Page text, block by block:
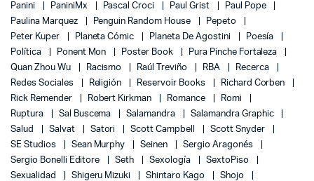
Panini
PaniniMx Pascal Croci Paul Grist
Paul Pope
Paulina Marquez
Penguin Random House
Pepeto
Peter Kuper
Planeta Cómic Planeta De Agostini
Poesía
Política
Ponent Mon Poster Book
Pura Pinche Fortaleza
Quan Zhou Wu
Racismo Raúl Treviño RBA
Recerca
Redes Sociales
Religión Reservoir Books
Richard Corben
Rick Remender
Robert Kirkman Romance
Romi
Ruptura
Sal Buscema Salamandra
Salamandra Graphic
Salud
Salvat Satori Scott Campbell
Scott Snyder
SE Studios
Sean Murphy Seinen
Sergio Aragonés
Sergio Bonelli Editore
Seth Sexología
SextoPiso
Sexualidad
Shigeru Mizuki Shintaro Kago
Shojo